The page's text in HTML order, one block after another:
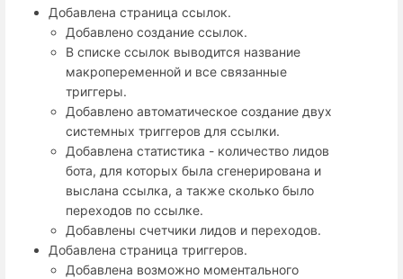
Добавлена страница ссылок.
Добавлено создание ссылок.
В списке ссылок выводится название
макропеременной и все связанные
триггеры.
Добавлено автоматическое создание двух
системных триггеров для ссылки.
Добавлена статистика - количество лидов
бота, для которых была сгенерирована и
выслана ссылка, а также сколько было
переходов по ссылке.
Добавлены счетчики лидов и переходов.
Добавлена страница триггеров.
Добавлена возможно моментального